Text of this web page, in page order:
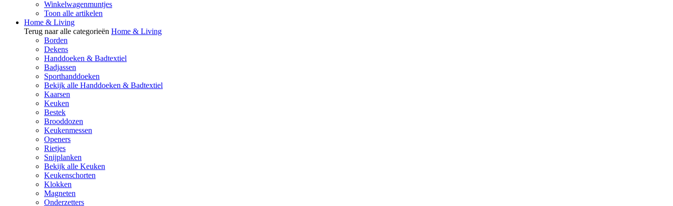
Winkelwagenmuntjes
Toon alle artikelen
Home & Living
Terug naar alle categorieën Home & Living
Borden
Dekens
Handdoeken & Badtextiel
Badjassen
Sporthanddoeken
Bekijk alle Handdoeken & Badtextiel
Kaarsen
Keuken
Bestek
Brooddozen
Keukenmessen
Openers
Rietjes
Snijplanken
Bekijk alle Keuken
Keukenschorten
Klokken
Magneten
Onderzetters